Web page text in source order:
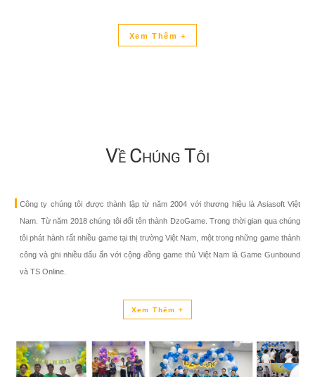
Gia Nhập Closed Beta Norse Saga:
Giới Thức Tỉnh, Săn DJI Osmo Pocket
Ngay Hôm Nay
Xem Thêm +